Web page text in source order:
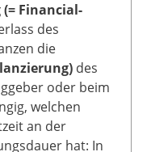
Financial-
des
die
des
oder beim
welchen
an der
hat: In